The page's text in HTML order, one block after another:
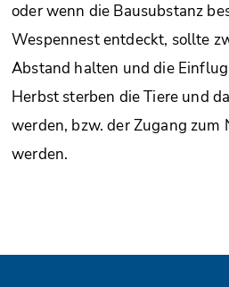
oder wenn die Bausubstanz
Wespennest entdeckt, sollte
Abstand halten und die
Herbst sterben die Tiere und
werden, bzw. der Zugang zum
werden.